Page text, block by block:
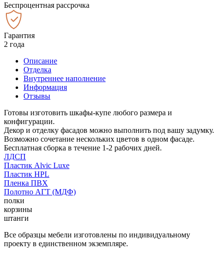
Беспроцентная рассрочка
Гарантия
2 года
Описание
Отделка
Внутреннее наполнение
Информация
Отзывы
Готовы изготовить шкафы-купе любого размера и
конфигурации.
Декор и отделку фасадов можно выполнить под вашу задумку.
Возможно сочетание нескольких цветов в одном фасаде.
Бесплатная сборка в течение 1-2 рабочих дней.
ЛДСП
Пластик Alvic Luxe
Пластик HPL
Пленка ПВХ
Полотно АГТ (МДФ)
полки
корзины
штанги
Все образцы мебели изготовлены по индивидуальному
проекту в единственном экземпляре.